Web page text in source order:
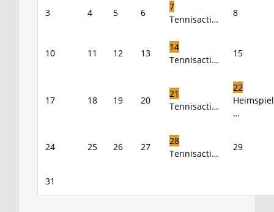
3 4 5 6
7
Tennisacti…
8
10 11 12 13
14
Tennisacti…
15
17 18 19 20
21
Tennisacti…
22
Heimspiel
…
24 25 26 27
28
Tennisacti…
29
31